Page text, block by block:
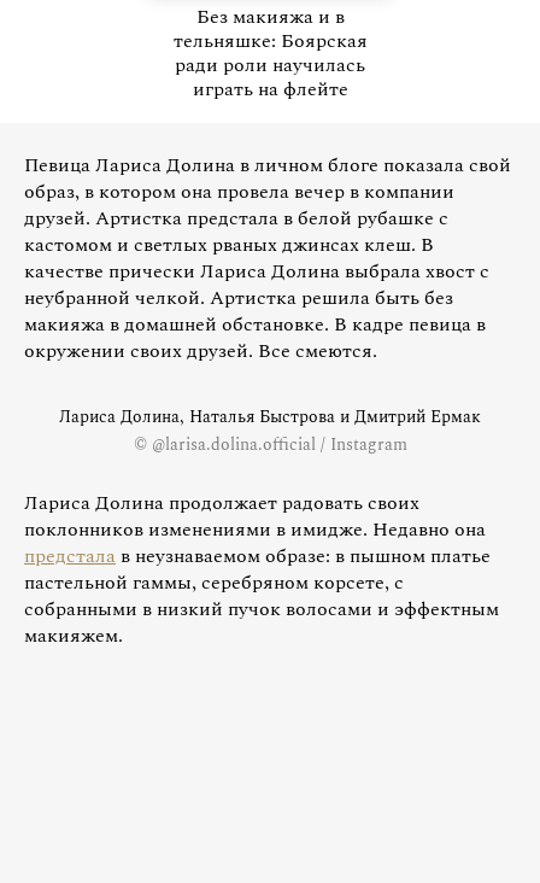
Без макияжа и в
тельняшке: Боярская
ради роли научилась
играть на флейте
Певица Лариса Долина в личном блоге показала свой
образ, в котором она провела вечер в компании
друзей. Артистка предстала в белой рубашке с
кастомом и светлых рваных джинсах клеш. В
качестве прически Лариса Долина выбрала хвост с
неубранной челкой. Артистка решила быть без
макияжа в домашней обстановке. В кадре певица в
окружении своих друзей. Все смеются.
Лариса Долина, Наталья Быстрова и Дмитрий Ермак
© @larisa.dolina.official / Instagram
Лариса Долина продолжает радовать своих
поклонников изменениями в имидже. Недавно она
предстала в неузнаваемом образе: в пышном платье
пастельной гаммы, серебряном корсете, с
собранными в низкий пучок волосами и эффектным
макияжем.